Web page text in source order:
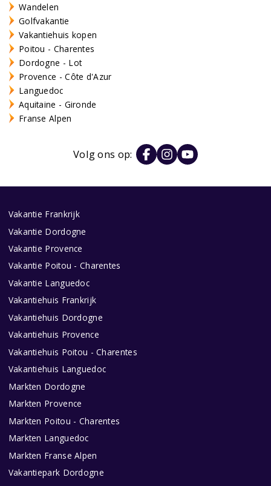
Wandelen
Golfvakantie
Vakantiehuis kopen
Poitou - Charentes
Dordogne - Lot
Provence - Côte d'Azur
Languedoc
Aquitaine - Gironde
Franse Alpen
Volg ons op:
Vakantie Frankrijk
Vakantie Dordogne
Vakantie Provence
Vakantie Poitou - Charentes
Vakantie Languedoc
Vakantiehuis Frankrijk
Vakantiehuis Dordogne
Vakantiehuis Provence
Vakantiehuis Poitou - Charentes
Vakantiehuis Languedoc
Markten Dordogne
Markten Provence
Markten Poitou - Charentes
Markten Languedoc
Markten Franse Alpen
Vakantiepark Dordogne